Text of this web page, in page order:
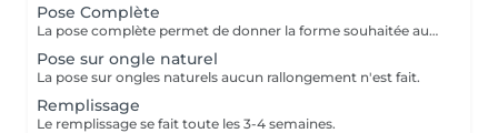
Pose Complète
La pose complète permet de donner la forme souhaitée aux ongles en rallongeant avec le Chablon.
Pose sur ongle naturel
La pose sur ongles naturels aucun rallongement n'est fait.
Remplissage
Le remplissage se fait toute les 3-4 semaines.